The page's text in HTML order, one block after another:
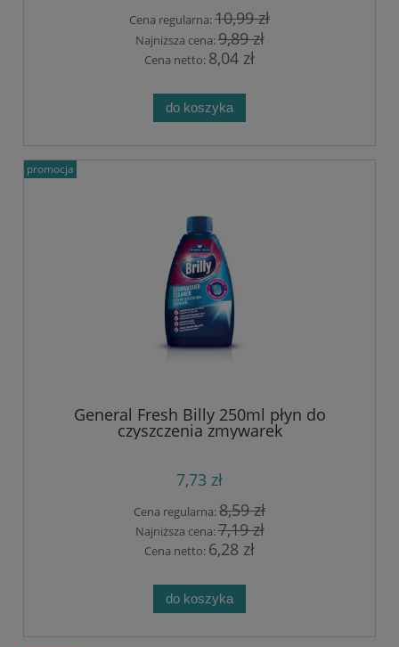
Cena regularna:10,99 zł
Najniższa cena:9,89 zł
Cena netto: 8,04 zł
do koszyka
General Fresh Billy 250ml płyn do
czyszczenia zmywarek
7,73 zł
Cena regularna:8,59 zł
Najniższa cena:7,19 zł
Cena netto: 6,28 zł
do koszyka
promocja